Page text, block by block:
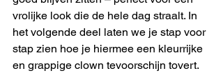
vrolijke look die de hele dag straalt. In
het volgende deel laten we je stap voor
stap zien hoe je hiermee een kleurrijke
en grappige clown tevoorschijn tovert.